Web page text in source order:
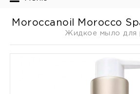
Moroccanoil Morocco
Жидкое мыло для